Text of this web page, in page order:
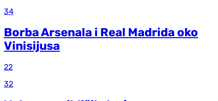
34
Borba Arsenala i Real Madrida oko
Vinisijusa
22
32